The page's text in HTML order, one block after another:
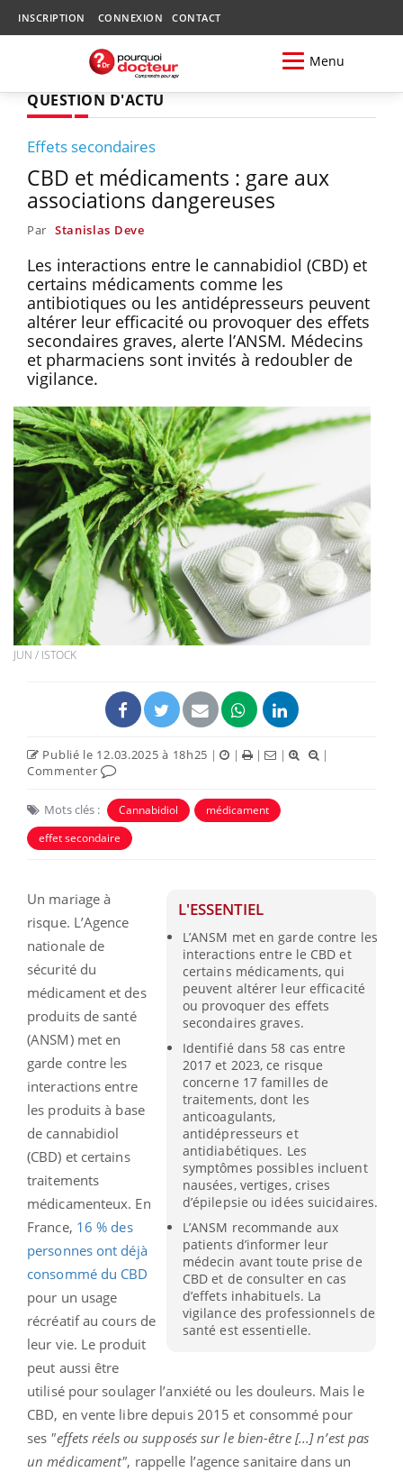
INSCRIPTION CONNEXION CONTACT
Menu
QUESTION D'ACTU
Effets secondaires
CBD et médicaments : gare aux
associations dangereuses
Par Stanislas Deve
Les interactions entre le cannabidiol (CBD) et
certains médicaments comme les
antibiotiques ou les antidépresseurs peuvent
altérer leur efficacité ou provoquer des effets
secondaires graves, alerte l’ANSM. Médecins
et pharmaciens sont invités à redoubler de
vigilance.
JUN / ISTOCK
Publié le 12.03.2025 à 18h25 | | | |
|
Commenter
Mots clés : Cannabidiol
médicament
effet secondaire
L'ESSENTIEL
L’ANSM met en garde contre les
interactions entre le CBD et
certains médicaments, qui
peuvent altérer leur efficacité
ou provoquer des effets
secondaires graves.
Identifié dans 58 cas entre
2017 et 2023, ce risque
concerne 17 familles de
traitements, dont les
anticoagulants,
antidépresseurs et
antidiabétiques. Les
symptômes possibles incluent
nausées, vertiges, crises
d’épilepsie ou idées suicidaires.
L’ANSM recommande aux
patients d’informer leur
médecin avant toute prise de
CBD et de consulter en cas
d’effets inhabituels. La
vigilance des professionnels de
santé est essentielle.
Un mariage à
risque. L’Agence
nationale de
sécurité du
médicament et des
produits de santé
(ANSM) met en
garde contre les
interactions entre
les produits à base
de cannabidiol
(CBD) et certains
traitements
médicamenteux. En
France, 16 % des
personnes ont déjà
consommé du CBD
pour un usage
récréatif au cours de
leur vie. Le produit
peut aussi être
utilisé pour soulager l’anxiété ou les douleurs. Mais le
CBD, en vente libre depuis 2015 et consommé pour
ses "effets réels ou supposés sur le bien-être [...] n’est pas
un médicament", rappelle l’agence sanitaire dans un